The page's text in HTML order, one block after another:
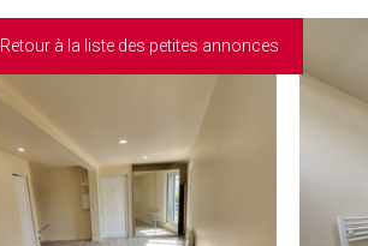
Retour à la liste des petites annonces